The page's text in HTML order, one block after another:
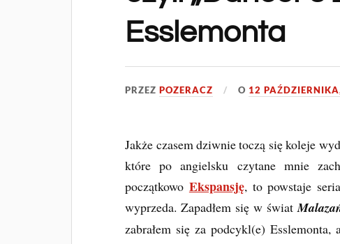
Esslemonta
PRZEZPOZERACZ O 12
Jakże czasem dziwnie toczą się koleje
które po angielsku czytane mnie
początkowo Ekspansję, to powstaje
wyprzeda. Zapadłem się w świat
zabrałem się za podcykl(e)